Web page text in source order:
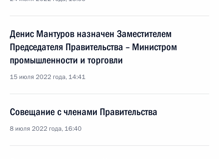
Денис Мантуров назначен Заместителем
Председателя Правительства – Министром
промышленности и торговли
15 июля 2022 года, 14:41
Совещание с членами Правительства
8 июля 2022 года, 16:40